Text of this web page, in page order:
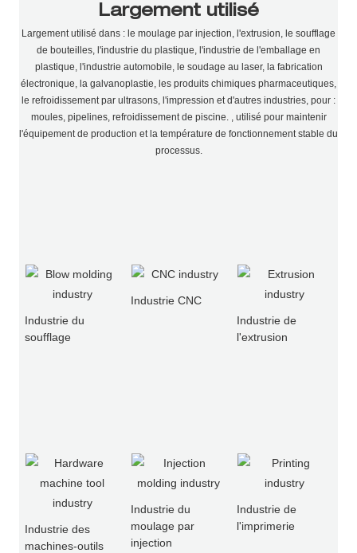
Largement utilisé
Largement utilisé dans : le moulage par injection, l'extrusion, le soufflage
de bouteilles, l'industrie du plastique, l'industrie de l'emballage en
plastique, l'industrie automobile, le soudage au laser, la fabrication
électronique, la galvanoplastie, les produits chimiques pharmaceutiques,
le refroidissement par ultrasons, l'impression et d'autres industries, pour :
moules, pipelines, refroidissement de piscine. , utilisé pour maintenir
l'équipement de production et la température de fonctionnement stable du
processus.
Industrie du
soufflage
Industrie CNC
Industrie de
l'extrusion
Industrie des
machines-outils
Industrie du
moulage par
injection
Industrie de
l'imprimerie